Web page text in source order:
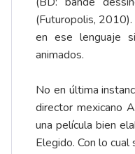
(Futuropolis,
en ese lenguaje
animados.
No en última
director mexicano
una película bien
Elegido. Con lo